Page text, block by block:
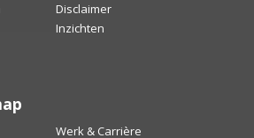
Disclaimer
Inzichten
Werk & Carrière